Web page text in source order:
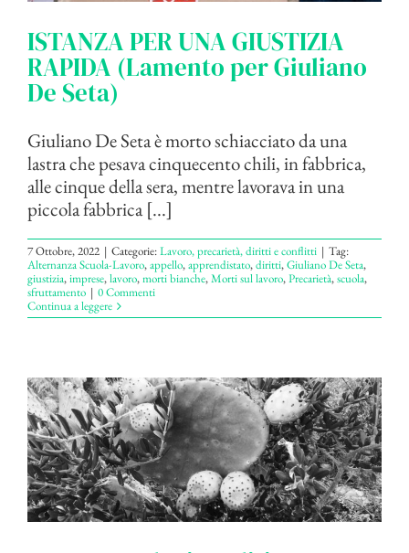
ISTANZA PER UNA GIUSTIZIA
RAPIDA (Lamento per Giuliano
De Seta)
Giuliano De Seta è morto schiacciato da una
lastra che pesava cinquecento chili, in fabbrica,
alle cinque della sera, mentre lavorava in una
piccola fabbrica [...]
7 Ottobre, 2022 | Categorie:Lavoro, precarietà, diritti e conflitti | Tag:
Alternanza Scuola-Lavoro,appello,apprendistato,diritti,Giuliano De Seta,
giustizia,imprese,lavoro,morti bianche,Morti sul lavoro,Precarietà,scuola,
sfruttamento | 0 Commenti
Continua a leggere